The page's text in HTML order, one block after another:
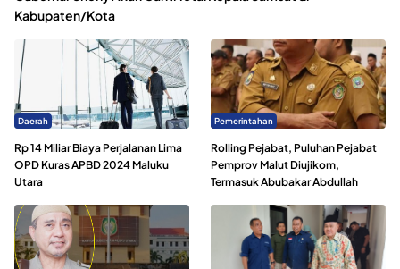
Kabupaten/Kota
Daerah
Rp 14 Miliar Biaya Perjalanan Lima
OPD Kuras APBD 2024 Maluku
Utara
Pemerintahan
Rolling Pejabat, Puluhan Pejabat
Pemprov Malut Diujikom,
Termasuk Abubakar Abdullah